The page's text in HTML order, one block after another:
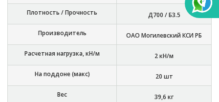
Плотность / Прочность Д700 / Б3.5
Производитель ОАО Могилевский КСИ РБ
Расчетная нагрузка, кН/м 2 кН/м
На поддоне (макс) 20 шт
Вес 39,6 кг